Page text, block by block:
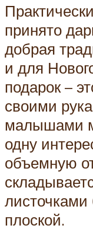
принято
добрая
и для
подарок –
своими
малышами
одну
объемную
листочками
плоской.